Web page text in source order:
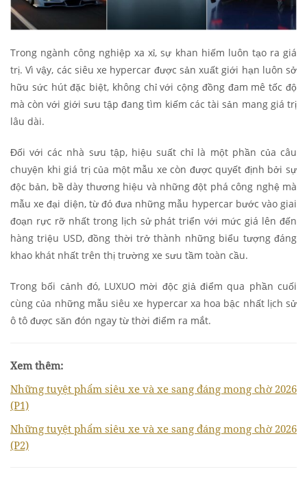
Trong ngành công nghiệp xa xỉ, sự khan hiếm luôn tạo ra giá
trị. Vì vậy, các siêu xe hypercar được sản xuất giới hạn luôn sở
hữu sức hút đặc biệt, không chỉ với cộng đồng đam mê tốc độ
mà còn với giới sưu tập đang tìm kiếm các tài sản mang giá trị
lâu dài.
Đối với các nhà sưu tập, hiệu suất chỉ là một phần của câu
chuyện khi giá trị của một mẫu xe còn được quyết định bởi sự
độc bản, bề dày thương hiệu và những đột phá công nghệ mà
mẫu xe đại diện, từ đó đưa những mẫu hypercar bước vào giai
đoạn rực rỡ nhất trong lịch sử phát triển với mức giá lên đến
hàng triệu USD, đồng thời trở thành những biểu tượng đáng
khao khát nhất trên thị trường xe sưu tầm toàn cầu.
Trong bối cảnh đó, LUXUO mời độc giả điểm qua phần cuối
cùng của những mẫu siêu xe hypercar xa hoa bậc nhất lịch sử
ô tô được săn đón ngay từ thời điểm ra mắt.
Xem thêm:
Những tuyệt phẩm siêu xe và xe sang đáng mong chờ 2026
(P1)
Những tuyệt phẩm siêu xe và xe sang đáng mong chờ 2026
(P2)